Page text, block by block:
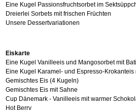
Eine Kugel Passionsfruchtsorbet im
Dreierlei Sorbets mit frischen Früchten
Unsere Dessertvariationen
Eiskarte
Eine Kugel Vanilleeis und Mangosorbet mit
Eine Kugel Karamel- und Espresso-
Gemischtes Eis (4 Kugeln)
Gemischtes Eis mit Sahne
Cup Dänemark - Vanilleeis mit warmer
Hot Berry